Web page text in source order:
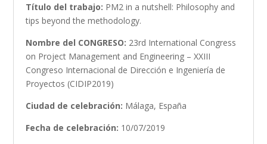
Título del trabajo: PM2 in a nutshell: Philosophy and
tips beyond the methodology.
Nombre del CONGRESO: 23rd International Congress
on Project Management and Engineering – XXIII
Congreso Internacional de Dirección e Ingeniería de
Proyectos (CIDIP2019)
Ciudad de celebración: Málaga, España
Fecha de celebración: 10/07/2019